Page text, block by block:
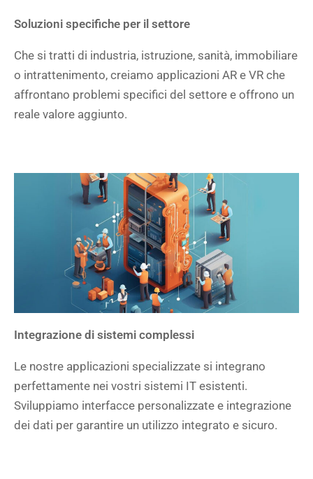
Soluzioni specifiche per il settore
Che si tratti di industria, istruzione, sanità, immobiliare
o intrattenimento, creiamo applicazioni AR e VR che
affrontano problemi specifici del settore e offrono un
reale valore aggiunto.
Integrazione di sistemi complessi
Le nostre applicazioni specializzate si integrano
perfettamente nei vostri sistemi IT esistenti.
Sviluppiamo interfacce personalizzate e integrazione
dei dati per garantire un utilizzo integrato e sicuro.